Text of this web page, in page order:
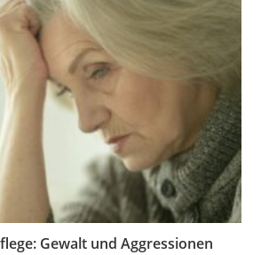
Gewalt und Aggressionen